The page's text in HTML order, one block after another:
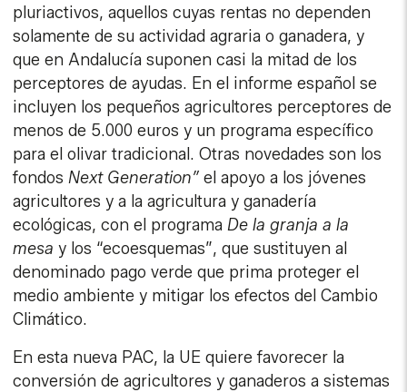
pluriactivos, aquellos cuyas rentas no dependen
solamente de su actividad agraria o ganadera, y
que en Andalucía suponen casi la mitad de los
perceptores de ayudas. En el informe español se
incluyen los pequeños agricultores perceptores de
menos de 5.000 euros y un programa específico
para el olivar tradicional. Otras novedades son los
fondosNext Generation” el apoyo a los jóvenes
agricultores y a la agricultura y ganadería
ecológicas, con el programaDe la granja a la
mesa y los “ecoesquemas”, que sustituyen al
denominado pago verde que prima proteger el
medio ambiente y mitigar los efectos del Cambio
Climático.
En esta nueva PAC, la UE quiere favorecer la
conversión de agricultores y ganaderos a sistemas